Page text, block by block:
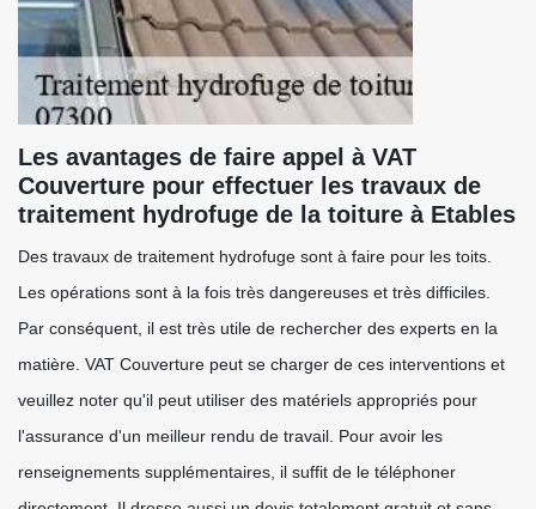
Les avantages de faire appel à VAT
Couverture pour effectuer les travaux de
traitement hydrofuge de la toiture à Etables
Des travaux de traitement hydrofuge sont à faire pour les toits.
Les opérations sont à la fois très dangereuses et très difficiles.
Par conséquent, il est très utile de rechercher des experts en la
matière. VAT Couverture peut se charger de ces interventions et
veuillez noter qu'il peut utiliser des matériels appropriés pour
l'assurance d'un meilleur rendu de travail. Pour avoir les
renseignements supplémentaires, il suffit de le téléphoner